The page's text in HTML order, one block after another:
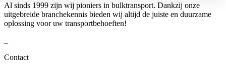
Al sinds 1999 zijn wij pioniers in bulktransport. Dankzij onze
uitgebreide branchekennis bieden wij altijd de juiste en duurzame
oplossing voor uw transportbehoeften!
Contact